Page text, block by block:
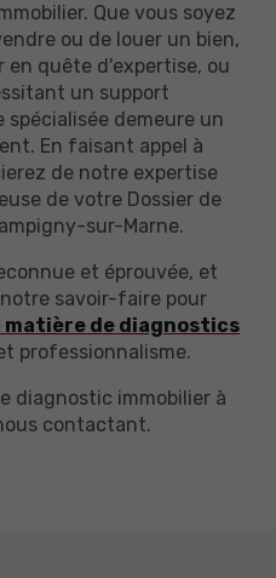
Que vous soyez
ou de louer un bien,
en quête d'expertise, ou
un support
demeure un
En faisant appel à
de notre expertise
de votre Dossier de
sur-Marne.
et éprouvée, et
savoir-faire pour
matière de diagnostics
professionnalisme.
diagnostic immobilier à
contactant.